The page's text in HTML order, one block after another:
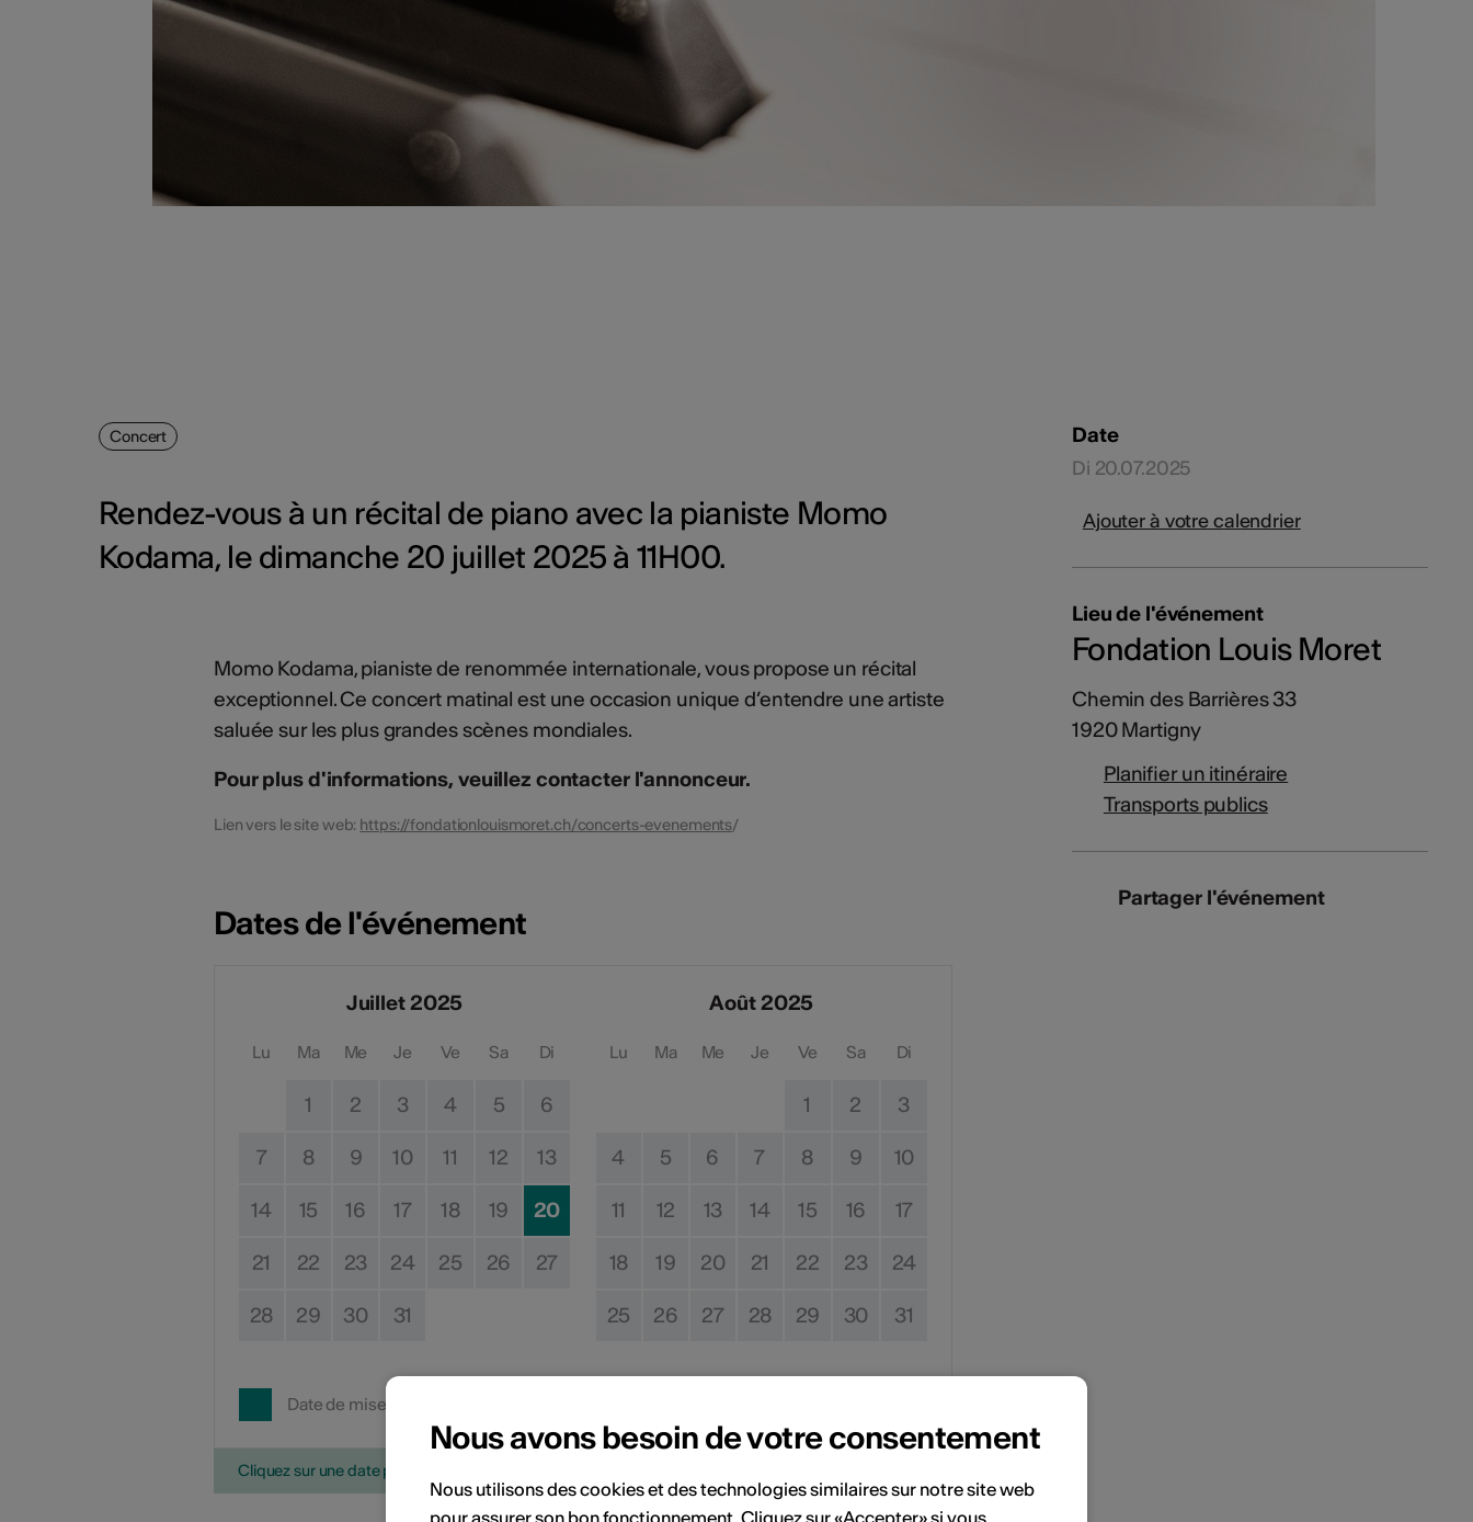
Concert
Rendez-vous à un récital de piano avec la pianiste Momo
Kodama, le dimanche 20 juillet 2025 à 11H00.
Momo Kodama, pianiste de renommée internationale, vous propose un récital
exceptionnel. Ce concert matinal est une occasion unique d’entendre une artiste
saluée sur les plus grandes scènes mondiales.
Pour plus d'informations, veuillez contacter l'annonceur.
Lien vers le site web: https://fondationlouismoret.ch/concerts-evenements/
Dates de l'événement
Juillet 2025
Lu Ma Me Je Ve Sa Di
1 2 3 4 5 6
7 8 9 10 11 12 13
14 15 16 17 18 19 20
21 22 23 24 25 26 27
28 29 30 31
Août 2025
Lu Ma Me Je Ve Sa Di
1 2 3
4 5 6 7 8 9 10
11 12 13 14 15 16 17
18 19 20 21 22 23 24
25 26 27 28 29 30 31
Date de mise en œuvre
Cliquez sur une date pour ajouter l'événement à votre calendrier.
Date
Di 20.07.2025
Ajouter à votre calendrier
Lieu de l'événement
Fondation Louis Moret
Chemin des Barrières 33
1920 Martigny
Planifier un itinéraire
Transports publics
Partager l'événement
Nous avons besoin de votre consentement
Nous utilisons des cookies et des technologies similaires sur notre site web
pour assurer son bon fonctionnement. Cliquez sur «Accepter» si vous